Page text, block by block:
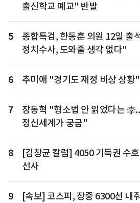
출신학교 폐교" 반발
5
종합특검, 한동훈 의원 12일
정치수사, 도와줄 생각 없다"
6 추미애 "경기도 재정 비상 상황
7
장동혁 "형소법 안 읽었다는 李
정신세계가 궁금"
8
[김창균 칼럼] 4050 기득권 수
선사
9
[속보] 코스피, 장중 6300선 내